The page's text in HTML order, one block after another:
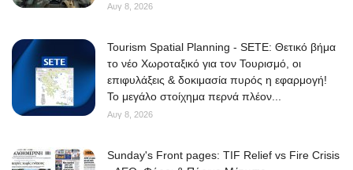
Αυγ 8, 2026
Tourism Spatial Planning - SETE: Θετικό βήμα
το νέο Χωροταξικό για τον Τουρισμό, οι
επιφυλάξεις & δοκιμασία πυρός η εφαρμογή!
Το μεγάλο στοίχημα περνά πλέον...
Αυγ 8, 2026
Sunday's Front pages: TIF Relief vs Fire Crisis